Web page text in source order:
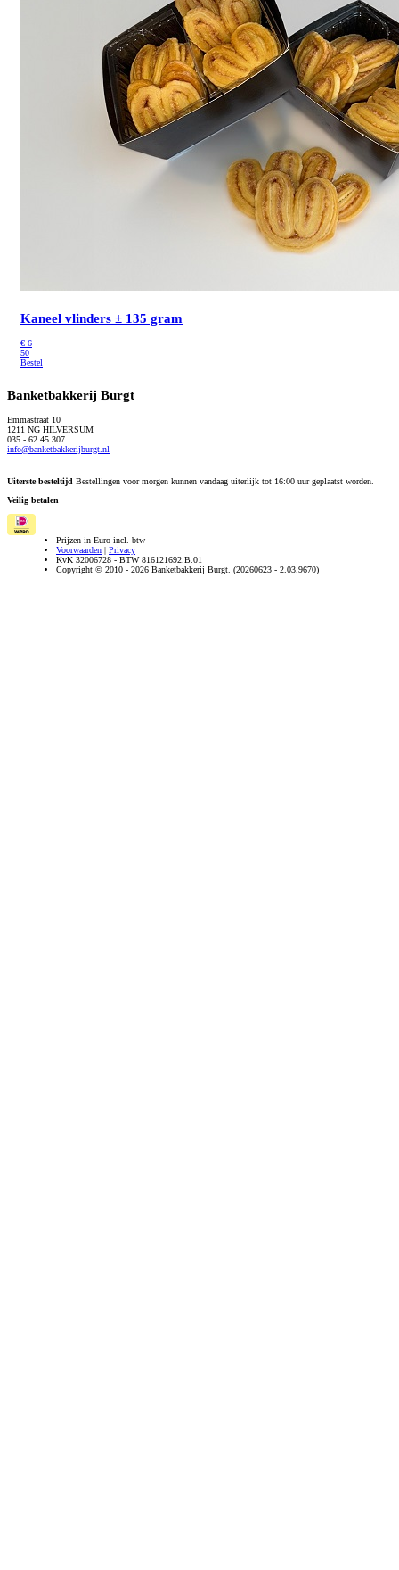
Kaneel vlinders ± 135 gram
€ 6
50
Bestel
Banketbakkerij Burgt
Emmastraat 10
1211 NG HILVERSUM
035 - 62 45 307
info@banketbakkerijburgt.nl
Uiterste besteltijd Bestellingen voor morgen kunnen vandaag uiterlijk tot 16:00 uur geplaatst worden.
Veilig betalen
Prijzen in Euro incl. btw
Voorwaarden | Privacy
KvK 32006728 - BTW 816121692.B.01
Copyright © 2010 - 2026 Banketbakkerij Burgt. (20260623 - 2.03.9670)